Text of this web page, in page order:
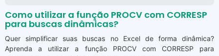
Como utilizar a função PROCV com CORRESP
para buscas dinâmicas?
Quer simplificar suas buscas no Excel de forma dinâmica?
Aprenda a utilizar a função PROCV com CORRESP para